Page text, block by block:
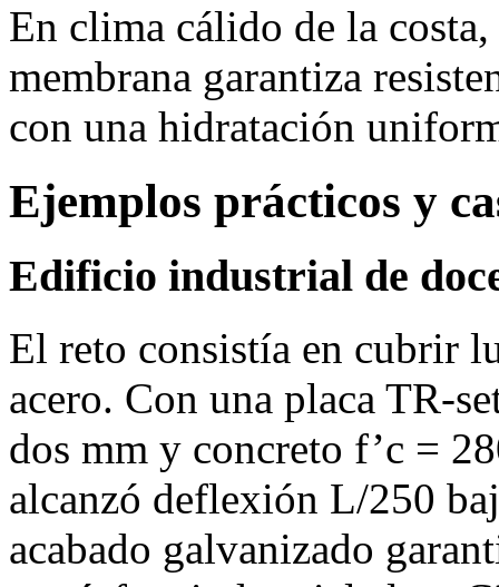
En clima cálido de la
membrana garantiza
con una hidratación
Ejemplos prácticos y
Edificio industrial de
El reto consistía en cubrir
acero. Con una placa
dos mm y concreto f’c =
alcanzó deflexión L/250
acabado galvanizado